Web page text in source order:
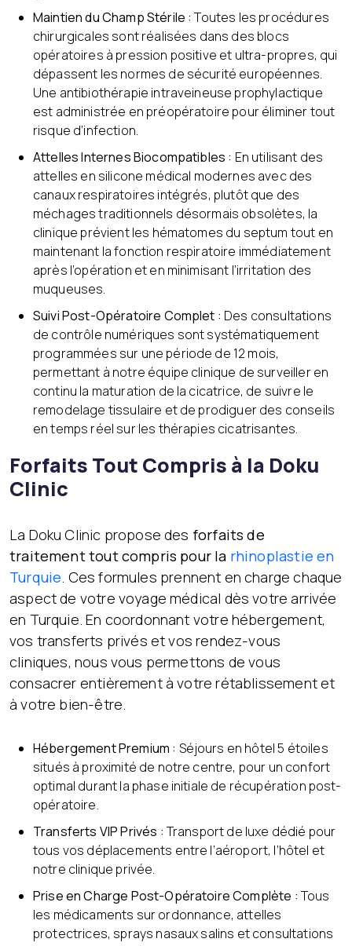
Maintien du Champ Stérile :Toutes les procédures
chirurgicales sont réalisées dans des blocs
opératoires à pression positive et ultra-propres, qui
dépassent les normes de sécurité européennes.
Une antibiothérapie intraveineuse prophylactique
est administrée en préopératoire pour éliminer tout
risque d’infection.
Attelles Internes Biocompatibles : En utilisant des
attelles en silicone médical modernes avec des
canaux respiratoires intégrés, plutôt que des
méchages traditionnels désormais obsolètes, la
clinique prévient les hématomes du septum tout en
maintenant la fonction respiratoire immédiatement
après l’opération et en minimisant l’irritation des
muqueuses.
Suivi Post-Opératoire Complet : Des consultations
de contrôle numériques sont systématiquement
programmées sur une période de 12 mois,
permettant à notre équipe clinique de surveiller en
continu la maturation de la cicatrice, de suivre le
remodelage tissulaire et de prodiguer des conseils
en temps réel sur les thérapies cicatrisantes.
Forfaits Tout Compris à la Doku
Clinic
La Doku Clinic propose des forfaits de
traitement tout compris pour la rhinoplastie en
Turquie. Ces formules prennent en charge chaque
aspect de votre voyage médical dès votre arrivée
en Turquie. En coordonnant votre hébergement,
vos transferts privés et vos rendez-vous
cliniques, nous vous permettons de vous
consacrer entièrement à votre rétablissement et
à votre bien-être.
Hébergement Premium : Séjours en hôtel 5 étoiles
situés à proximité de notre centre, pour un confort
optimal durant la phase initiale de récupération post-
opératoire.
Transferts VIP Privés :Transport de luxe dédié pour
tous vos déplacements entre l’aéroport, l’hôtel et
notre clinique privée.
Prise en Charge Post-Opératoire Complète :Tous
les médicaments sur ordonnance, attelles
protectrices, sprays nasaux salins et consultations